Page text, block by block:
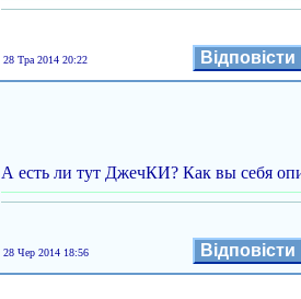
28 Тра 2014 20:22 Відповісти
А есть ли тут ДжечКИ? Как вы себя
28 Чер 2014 18:56 Відповісти